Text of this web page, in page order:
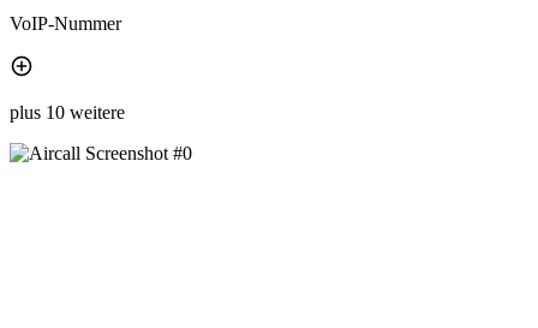
VoIP-Nummer
plus 10 weitere